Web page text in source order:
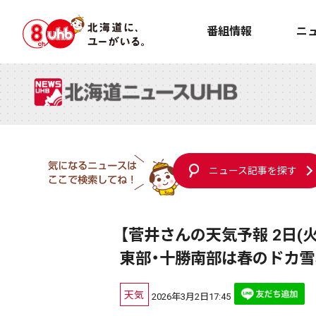
番組情報 ニ
ニュース記事を探す
【菅井さんの天気予報 2日(
東部・十勝南部は春のドカ
天気 2026年3月2日17:45